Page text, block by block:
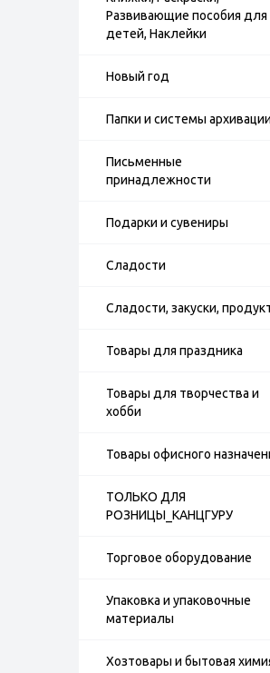
Развивающие пособия для
детей, Наклейки
Новый год
Папки и системы архивации
Письменные
принадлежности
Подарки и сувениры
Сладости
Сладости, закуски,
Товары для праздника
Товары для творчества и
хобби
Товары офисного
ТОЛЬКО ДЛЯ
РОЗНИЦЫ_КАНЦГУРУ
Торговое оборудование
Упаковка и упаковочные
материалы
Хозтовары и бытовая